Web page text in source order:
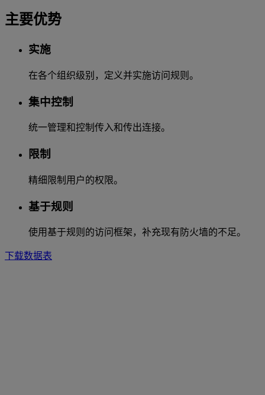
主要优势
实施
在各个组织级别，定义并实施访问规则。
集中控制
统一管理和控制传入和传出连接。
限制
精细限制用户的权限。
基于规则
使用基于规则的访问框架，补充现有防火墙的不足。
下载数据表